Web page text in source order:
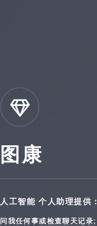
图康
人工智能 个人助理提供：
问我任何事或检查聊天记录;